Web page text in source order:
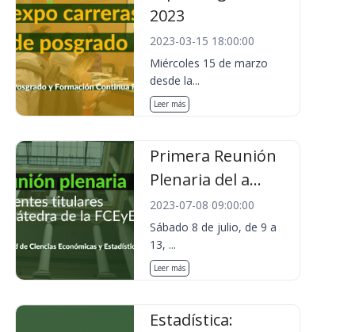
2023
2023-03-15 18:00:00
Miércoles 15 de marzo
desde la...
Leer más
Primera Reunión
Plenaria del a...
2023-07-08 09:00:00
Sábado 8 de julio, de 9 a
13, ...
Leer más
Estadística: